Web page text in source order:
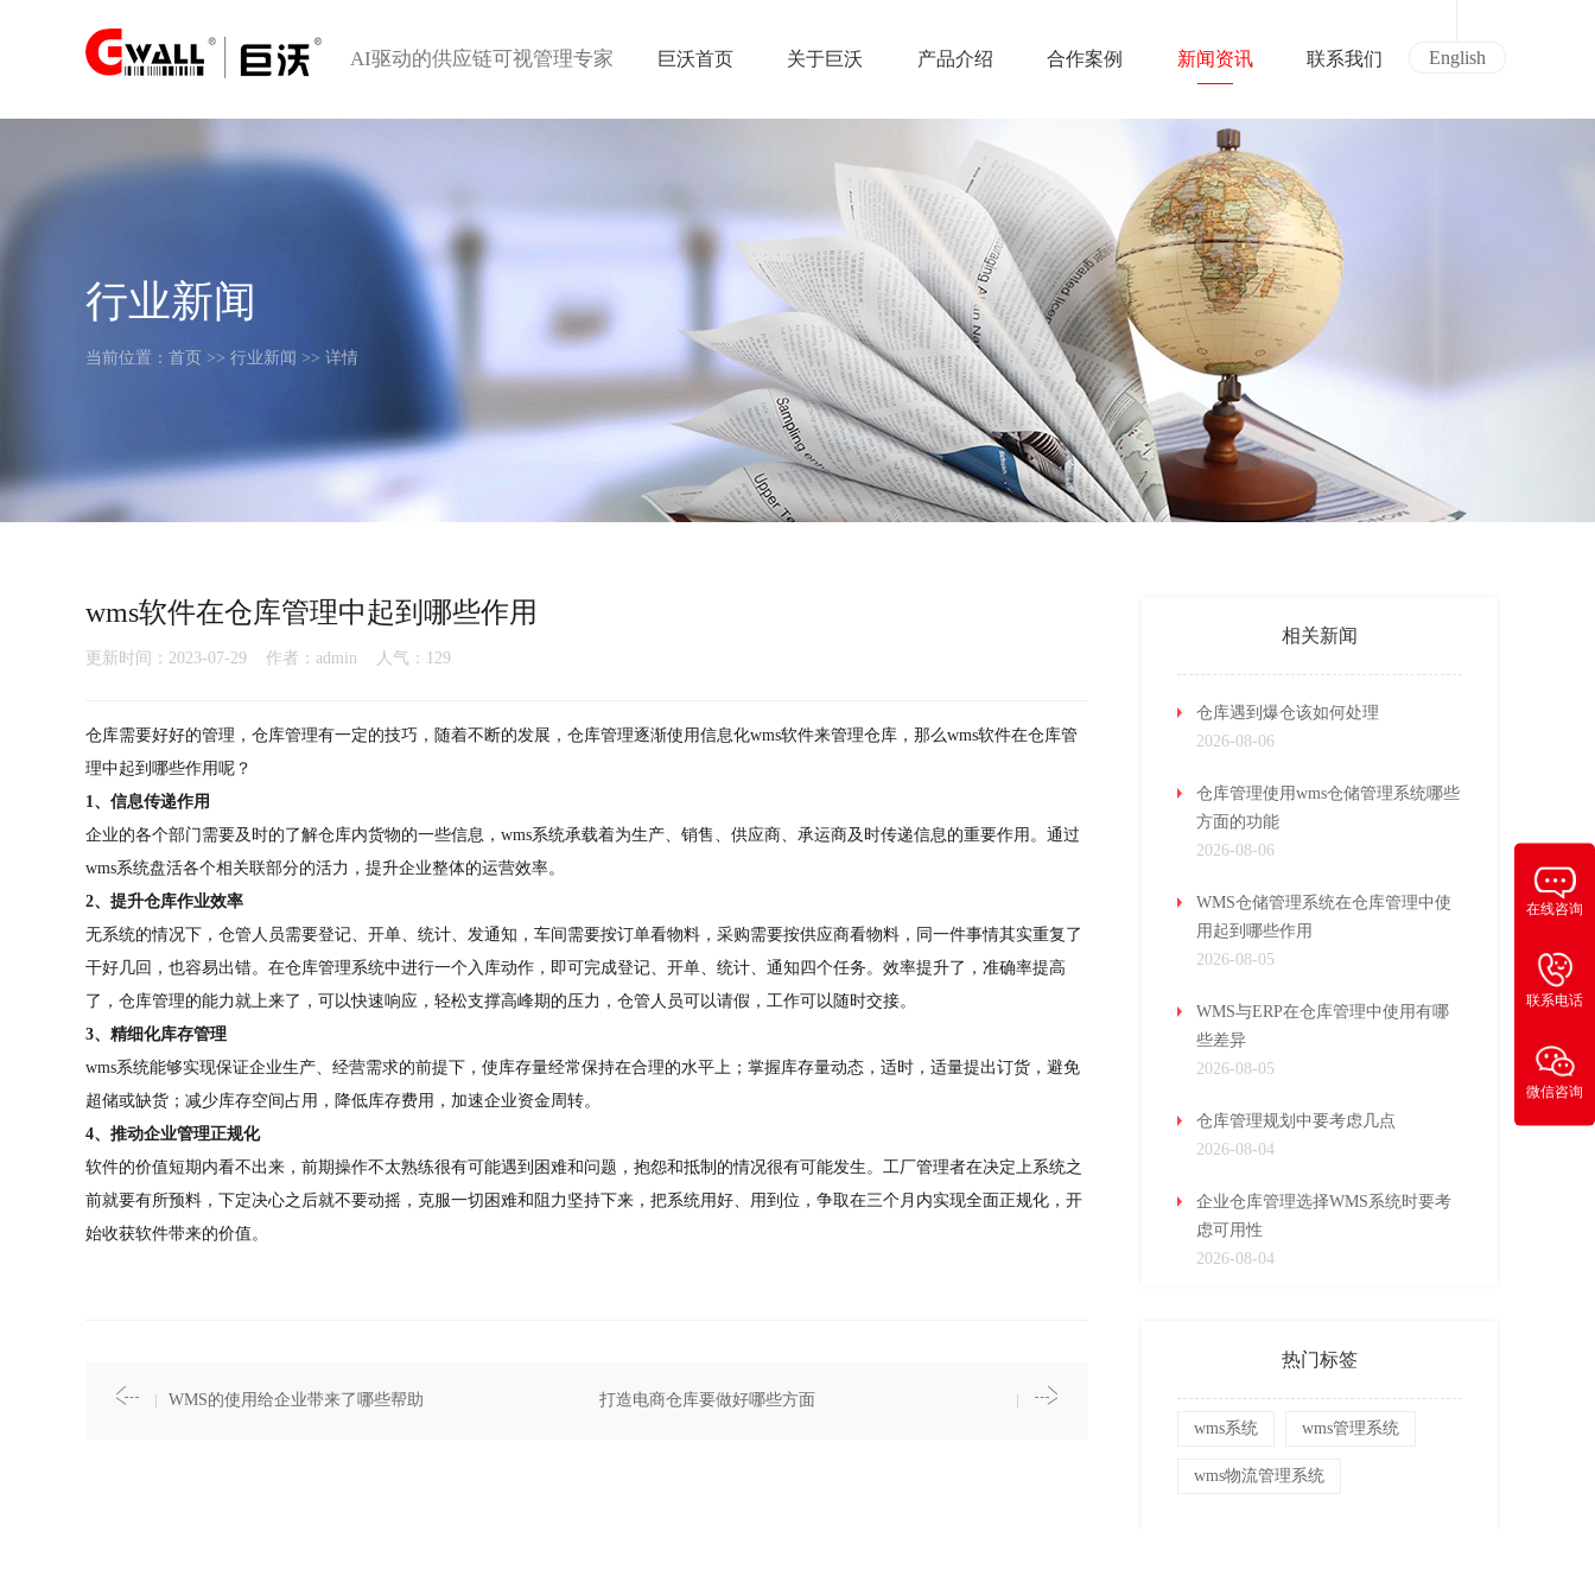
AI驱动的供应链可视管理专家 巨沃首页 关于巨沃 产品介绍 合作案例 新闻资讯 联系我们 English
行业新闻
当前位置： 首页 >> 行业新闻 >> 详情
wms软件在仓库管理中起到哪些作用
更新时间：2023-07-29 作者：admin 人气： 129
仓库需要好好的管理，仓库管理有一定的技巧，随着不断的发展，仓库管理逐渐使用信息化wms软件来管理仓库，那么wms软件在仓库管
理中起到哪些作用呢？
1、信息传递作用
企业的各个部门需要及时的了解仓库内货物的一些信息，wms系统承载着为生产、销售、供应商、承运商及时传递信息的重要作用。通过
wms系统盘活各个相关联部分的活力，提升企业整体的运营效率。
2、提升仓库作业效率
无系统的情况下，仓管人员需要登记、开单、统计、发通知，车间需要按订单看物料，采购需要按供应商看物料，同一件事情其实重复了
干好几回，也容易出错。在仓库管理系统中进行一个入库动作，即可完成登记、开单、统计、通知四个任务。效率提升了，准确率提高
了，仓库管理的能力就上来了，可以快速响应，轻松支撑高峰期的压力，仓管人员可以请假，工作可以随时交接。
3、精细化库存管理
wms系统能够实现保证企业生产、经营需求的前提下，使库存量经常保持在合理的水平上；掌握库存量动态，适时，适量提出订货，避免
超储或缺货；减少库存空间占用，降低库存费用，加速企业资金周转。
4、推动企业管理正规化
软件的价值短期内看不出来，前期操作不太熟练很有可能遇到困难和问题，抱怨和抵制的情况很有可能发生。工厂管理者在决定上系统之
前就要有所预料，下定决心之后就不要动摇，克服一切困难和阻力坚持下来，把系统用好、用到位，争取在三个月内实现全面正规化，开
始收获软件带来的价值。
WMS的使用给企业带来了哪些帮助 打造电商仓库要做好哪些方面
相关新闻
仓库遇到爆仓该如何处理
2026-08-06
仓库管理使用wms仓储管理系统哪些
方面的功能
2026-08-06
WMS仓储管理系统在仓库管理中使
用起到哪些作用
2026-08-05
WMS与ERP在仓库管理中使用有哪
些差异
2026-08-05
仓库管理规划中要考虑几点
2026-08-04
企业仓库管理选择WMS系统时要考
虑可用性
2026-08-04
热门标签
wms系统 wms管理系统
wms物流管理系统
在线咨询
联系电话
微信咨询